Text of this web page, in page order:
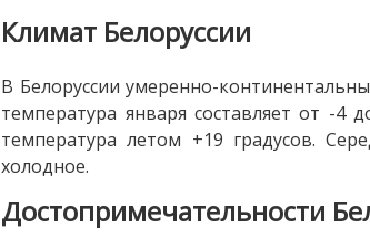
Климат Белоруссии
В Белоруссии умеренно-
температура января составляет от -4
температура летом +19 градусов.
холодное.
Достопримечательности